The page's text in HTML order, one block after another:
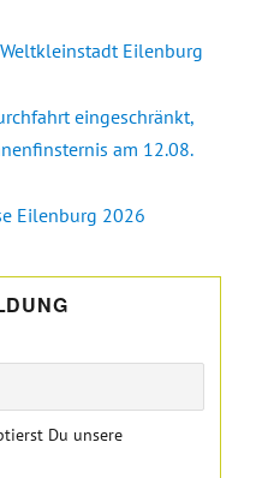
Eilenburg
eingeschränkt,
am 12.08.
Eilenburg 2026
Du unsere